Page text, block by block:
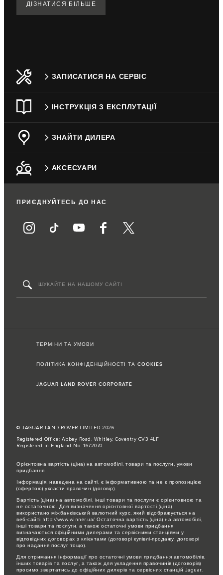
ДІЗНАТИСЯ БІЛЬШЕ
ЗАПИСАТИСЯ НА СЕРВІС
ІНСТРУКЦІЯ З ЕКСПЛУТАЦІЇ
ЗНАЙТИ ДИЛЕРА
АКСЕСУАРИ
ПРИЄДНУЙТЕСЬ ДО НАС
ТЕРМІНИ ТА УМОВИ
ПОЛІТИКА КОНФІДЕНЦІЙНОСТІ ТА COOKIES
JAGUAR LAND ROVER CORPORATE
© JAGUAR LAND ROVER LIMITED 2026
Registered Office: Abbey Road, Whitley, Coventry CV3 4LF
Registered in England No: 1672070
Орієнтовна вартість (ціна) на автомобілі, товари та послуги, умови
придбання
Інформація, наведена на сайті, є інформативною та не є пропозицією
(офертою) укласти правочин (договір).
Вартість (ціна) на автомобілі, інші товари та послуги є орієнтовною та
не остаточною. Для визначення орієнтовної вартості (ціна)
використано міжбанківський валютний курс, який відображується на
веб-сайті http://www.winner.ua/ Остаточна вартість (ціна) на автомобілі,
інші товари та послуги, а також остаточні умови придбання
визначаються офіційними дилерами та сервісними станціями у
відповідних договорах з клієнтами (договорі купівлі-продажу, договорі
про надання послуг тощо).
Для отримання інформації про остаточні умови придбання автомобілів,
інших товарів та послуг, а також для укладення правочинів (договорів)
просимо звертатись до офіційних дилерів та сервісних станцій Jaguar.